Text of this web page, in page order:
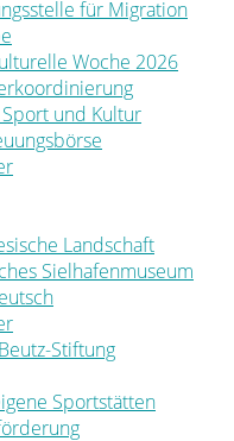
für Migration
Woche 2026
und Kultur
Landschaft
Sielhafenmuseum
Stiftung
Sportstätten